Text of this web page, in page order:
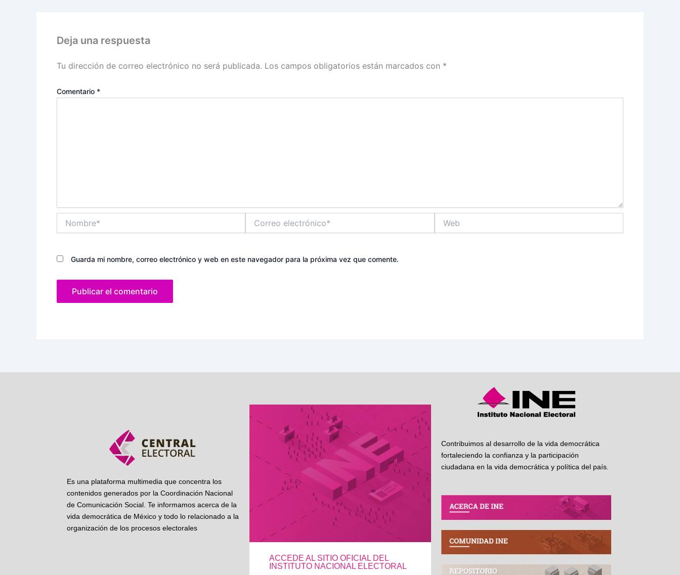
Deja una respuesta
Tu dirección de correo electrónico no será publicada. Los campos obligatorios están marcados con *
Comentario *
electrónico*
Guarda mi nombre, correo electrónico y web en este navegador para la próxima vez que comente.
Es una plataforma multimedia que concentra los
contenidos generados por la Coordinación Nacional
de Comunicación Social. Te informamos acerca de la
vida democrática de México y todo lo relacionado a la
organización de los procesos electorales
ACCEDE AL SITIO OFICIAL DEL
INSTITUTO NACIONAL ELECTORAL
Contribuimos al desarrollo de la vida democrática
fortaleciendo la confianza y la participación
ciudadana en la vida democrática y política del país.